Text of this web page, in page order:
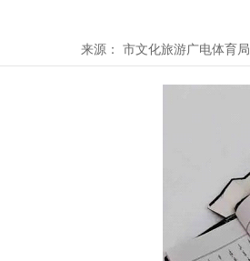
来源： 市文化旅游广电体育局